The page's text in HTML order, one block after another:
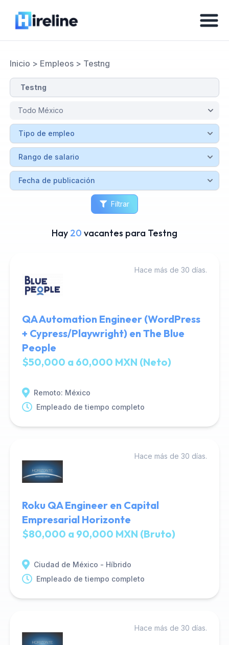
Inicio > Empleos> Testng
Filtrar
Hay 20 vacantes para Testng
Hace más de 30 días.
QA Automation Engineer (WordPress
+ Cypress/Playwright) en The Blue
People
$50,000 a 60,000 MXN (Neto)
Remoto: México
Empleado de tiempo completo
Hace más de 30 días.
Roku QA Engineer en Capital
Empresarial Horizonte
$80,000 a 90,000 MXN (Bruto)
Ciudad de México - Híbrido
Empleado de tiempo completo
Hace más de 30 días.